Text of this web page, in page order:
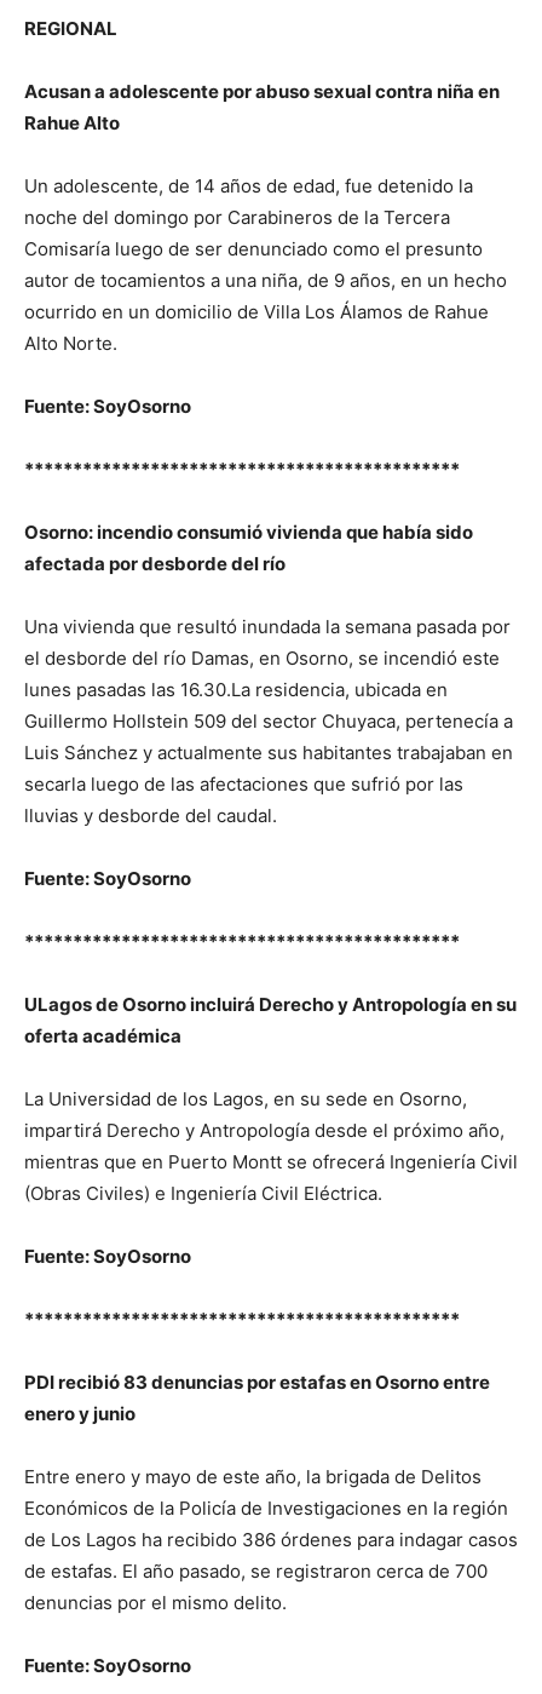
REGIONAL
Acusan a adolescente por abuso sexual contra niña en
Rahue Alto
Un adolescente, de 14 años de edad, fue detenido la
noche del domingo por Carabineros de la Tercera
Comisaría luego de ser denunciado como el presunto
autor de tocamientos a una niña, de 9 años, en un hecho
ocurrido en un domicilio de Villa Los Álamos de Rahue
Alto Norte.
Fuente: SoyOsorno
*********************************************
Osorno: incendio consumió vivienda que había sido
afectada por desborde del río
Una vivienda que resultó inundada la semana pasada por
el desborde del río Damas, en Osorno, se incendió este
lunes pasadas las 16.30.La residencia, ubicada en
Guillermo Hollstein 509 del sector Chuyaca, pertenecía a
Luis Sánchez y actualmente sus habitantes trabajaban en
secarla luego de las afectaciones que sufrió por las
lluvias y desborde del caudal.
Fuente: SoyOsorno
*********************************************
ULagos de Osorno incluirá Derecho y Antropología en su
oferta académica
La Universidad de los Lagos, en su sede en Osorno,
impartirá Derecho y Antropología desde el próximo año,
mientras que en Puerto Montt se ofrecerá Ingeniería Civil
(Obras Civiles) e Ingeniería Civil Eléctrica.
Fuente: SoyOsorno
*********************************************
PDI recibió 83 denuncias por estafas en Osorno entre
enero y junio
Entre enero y mayo de este año, la brigada de Delitos
Económicos de la Policía de Investigaciones en la región
de Los Lagos ha recibido 386 órdenes para indagar casos
de estafas. El año pasado, se registraron cerca de 700
denuncias por el mismo delito.
Fuente: SoyOsorno